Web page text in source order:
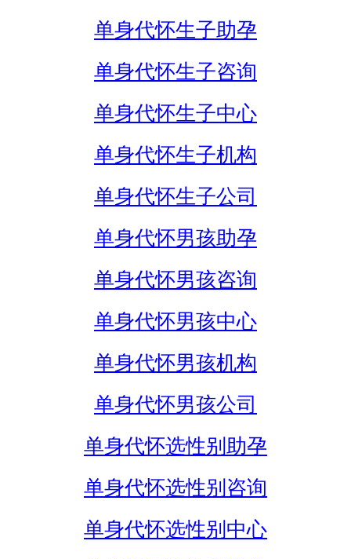
单身代怀生子助孕
单身代怀生子咨询
单身代怀生子中心
单身代怀生子机构
单身代怀生子公司
单身代怀男孩助孕
单身代怀男孩咨询
单身代怀男孩中心
单身代怀男孩机构
单身代怀男孩公司
单身代怀选性别助孕
单身代怀选性别咨询
单身代怀选性别中心